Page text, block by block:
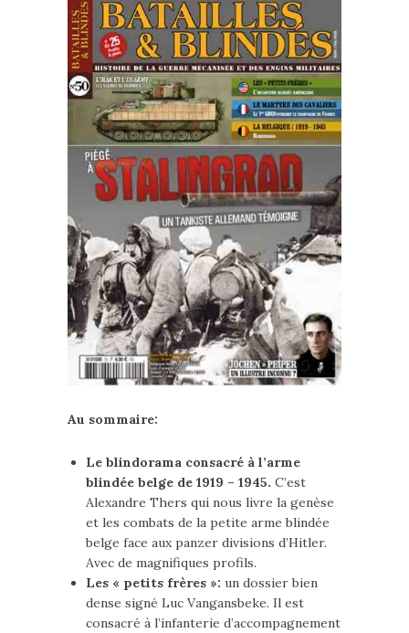
Au sommaire:
Le blindorama consacré à l’arme
blindée belge de 1919 – 1945. C’est
Alexandre Thers qui nous livre la genèse
et les combats de la petite arme blindée
belge face aux panzer divisions d’Hitler.
Avec de magnifiques profils.
Les « petits frères »: un dossier bien
dense signé Luc Vangansbeke. Il est
consacré à l’infanterie d’accompagnement